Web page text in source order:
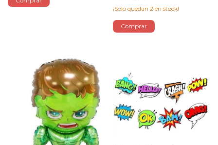
¡Solo quedan 2 en stock!